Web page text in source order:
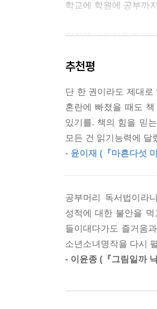
경우가 많습니다. 넷
--- p.176
학교에 학원에 공부까
현장에서 아이들과 매
교과서를 읽고 이해하
매년 반복되는 초등
데이터를 집약한 책이
저자는 많고 많은 독서
왜 하필 ‘공부’에 집중
사실 우리 아이들의
‘필독서’라는 이름
이해하지 못하는 읽기
문제는 우리 아이들
추천평
단 한 권이라도 제대
혼란에 빠졌을 때도
있기를. 책의 힘을 믿
모든 건 읽기능력에 달
- 윤이재 (『마흔다섯
공부머리 독서법이라
성적에 대한 불안을 먹
들이대다가도 즐거움
소년소녀명작을 다시
- 이윤종 (『그림일까